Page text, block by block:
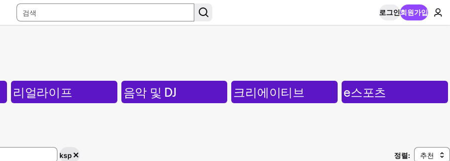
로그인회원가입
리얼라이프 음악 및 DJ 크리에이티브 e스포츠
ksp 정렬: 추천